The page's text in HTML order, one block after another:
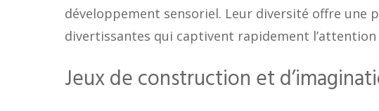
développement sensoriel. Leur diversité offre une
divertissantes qui captivent rapidement
Jeux de construction et